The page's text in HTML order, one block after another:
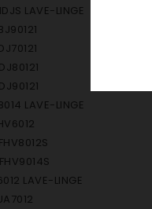
LAVE-LINGE
LAVE-LINGE
LAVE-LINGE